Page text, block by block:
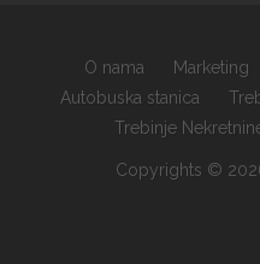
O nama Marketing
Autobuska stanica
Trebinje
Copyrights ©